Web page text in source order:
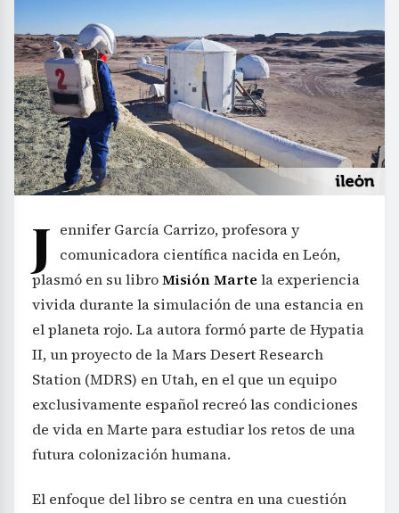
J ennifer García Carrizo, profesora y
comunicadora científica nacida en León,
plasmó en su libroMisión Marte la experiencia
vivida durante la simulación de una estancia en
el planeta rojo. La autora formó parte de Hypatia
II, un proyecto de la Mars Desert Research
Station (MDRS) en Utah, en el que un equipo
exclusivamente español recreó las condiciones
de vida en Marte para estudiar los retos de una
futura colonización humana.
El enfoque del libro se centra en una cuestión